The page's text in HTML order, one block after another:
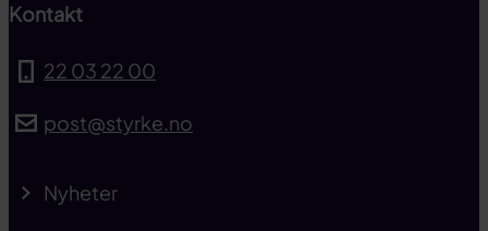
Kontakt
22 03 22 00
post@styrke.no
Nyheter